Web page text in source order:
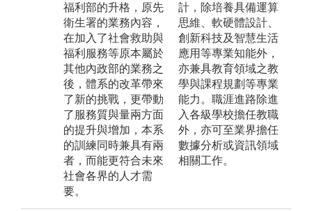
福利部的升格，原先
衛生署的業務內容，
在加入了社會救助與
福利服務等原本屬於
其他內政部的業務之
後，體系的改革帶來
了新的挑戰，更帶動
了服務質與量兩方面
的提升與增加，本系
的訓練同時兼具有兩
者，而能更符合未來
社會各界的人才需
要。
計，除培養具備運算
思維、軟硬體設計、
創新科技及智慧生活
應用等專業知能外，
亦兼具教育領域之教
學與課程規劃等專業
能力。職涯進路除進
入各級學校擔任教職
外，亦可至業界擔任
數據分析或資訊領域
相關工作。